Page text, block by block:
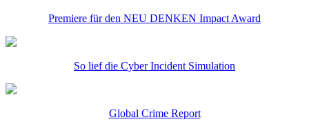
Premiere für den NEU DENKEN Impact Award
So lief die Cyber Incident Simulation
Global Crime Report